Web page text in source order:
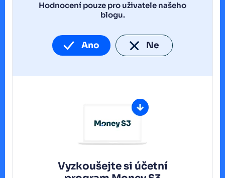
Hodnocení pouze pro uživatele našeho
blogu.
Ano Ne
Vyzkoušejte si účetní